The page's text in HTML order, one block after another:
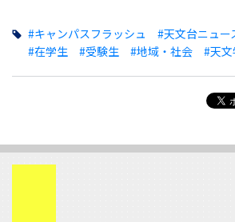
#キャンパスフラッシュ #天文台ニュー
#在学生
#受験生 #地域・社会 #天